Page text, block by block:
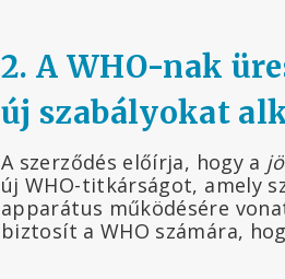
2. A WHO-nak
új szabályokat
A szerződés előírja, hogy a
új WHO-titkárságot, amely
apparátus működésére
biztosít a WHO számára,